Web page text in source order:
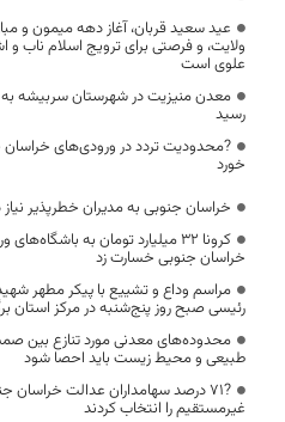
عید سعید قربان، آغاز دهه میمون و
ولایت، و فرصتی برای ترویج اسلام ناب
علوی است
معدن منیزیت در شهرستان سربیشه به
رسید
?محدودیت تردد در ورودی‌های خراسان
خورد
خراسان جنوبی به مدیران خطرپذیر نیاز
کرونا ۳۲ میلیارد تومان به
خراسان جنوبی خسارت زد
مراسم وداع و تشییع با پیکر مطهر
رئیسی صبح روز پنج‌شنبه در مرکز استان
محدوده‌های معدنی مورد تنازع بین
طبیعی و محیط زیست باید احصا شود
?۷۱ درصد سهامداران عدالت
غیرمستقیم را انتخاب کردند